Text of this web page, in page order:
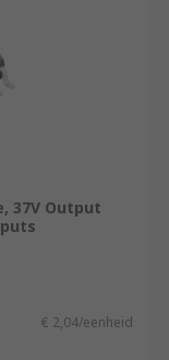
37V Output
€ 2,04/eenheid